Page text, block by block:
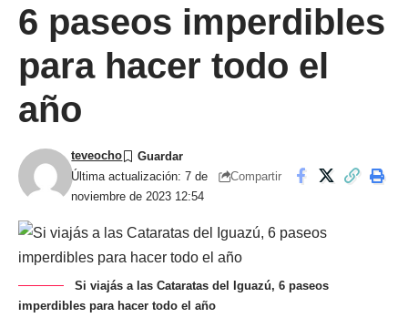
6 paseos imperdibles
para hacer todo el
año
Última actualización: 7 de
noviembre de 2023 12:54
teveocho
Compartir
Si viajás a las Cataratas del Iguazú, 6 paseos
imperdibles para hacer todo el año